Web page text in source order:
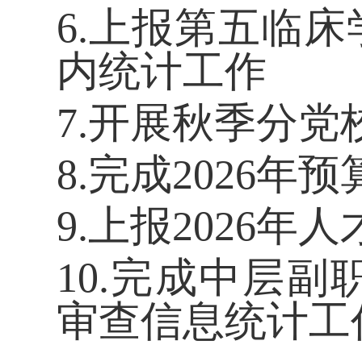
6.上报第五临
内统计工作
7.开展秋季分党
8.完成2026年预
9.上报2026年人
10.完成中层副
审查信息统计工